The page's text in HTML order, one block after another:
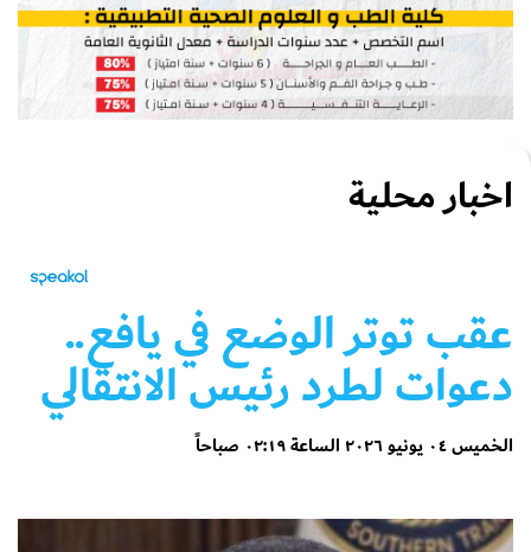
اخبار محلية
عقب توتر الوضع في يافع..
دعوات لطرد رئيس الانتقالي
الخميس ٠٤ يونيو ٢٠٢٦ الساعة ٠٢:١٩ صباحاً